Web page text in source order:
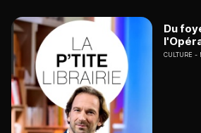
Du
CULTURE